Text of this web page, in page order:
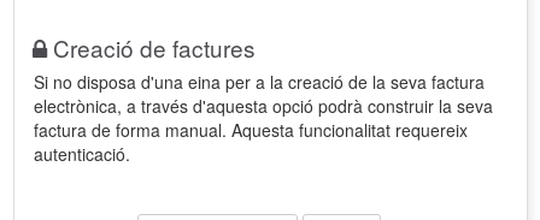
Creació de factures
Si no disposa d'una eina per a la creació de la seva factura
electrònica, a través d'aquesta opció podrà construir la seva
factura de forma manual. Aquesta funcionalitat requereix
autenticació.